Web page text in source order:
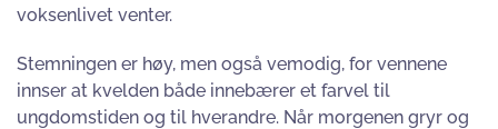
voksenlivet venter.
Stemningen er høy, men også vemodig, for vennene
innser at kvelden både innebærer et farvel til
ungdomstiden og til hverandre. Når morgenen gryr og